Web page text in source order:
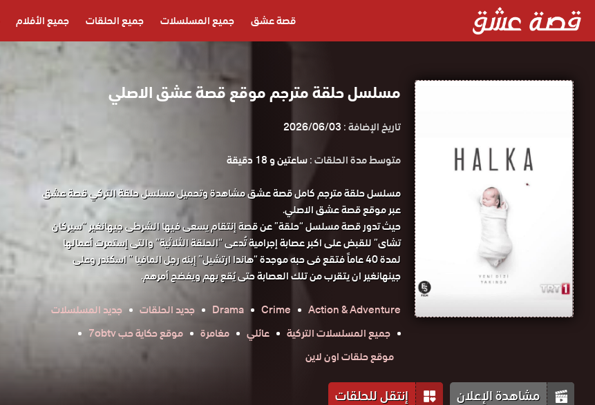
قصة عشق جميع المسلسلات جميع الحلقات جميع الأفلام
مسلسل حلقة مترجم موقع قصة عشق الاصلي
تاريخ الإضافة :2026/06/03
متوسط مدة الحلقات :ساعتين و 18 دقيقة
مسلسل حلقة مترجم كامل قصة عشق مشاهدة وتحميل مسلسل حلقة التركي قصة عشق
عبر موقع قصة عشق الاصلي.
حيث تدور قصة مسلسل “حلقة” عن قصة إنتقام يسعى فيها الشرطى جيهانغير “سيركان
تشاى” للقبض على اكبر عصابة إجرامية تُدعى “الحلقة الثلاثية” والتى إستمرت أعمالها
لمدة 40 عاماً فتقع فى حبه موجدة “هاندا ارتشيل” إبنه رجل المافيا ” اسكندر وعلى
جينهانغير ان يتقرب من تلك العصابة حتى يُقع بهم ويفضح أمرهم.
Action & Adventure
Crime
Drama جديد الحلقات
جديد المسلسلات
جميع المسلسلات التركية
عائلي مغامرة
موقع حكاية حب 7obtv
موقع حلقات اون لاين
مشاهدة الإعلان إنتقل للحلقات